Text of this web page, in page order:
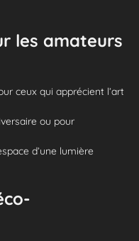
les amateurs
ceux qui apprécient l’art
ou pour
d’une lumière